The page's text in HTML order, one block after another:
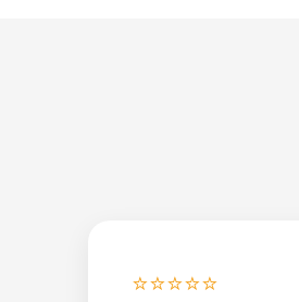
⭐⭐⭐⭐⭐